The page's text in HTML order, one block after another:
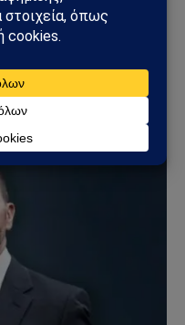
εξουσίες